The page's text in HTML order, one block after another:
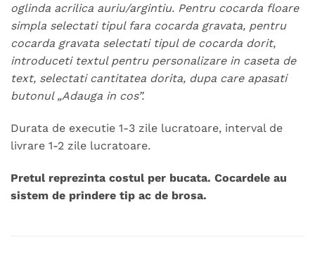
oglinda acrilica auriu/argintiu. Pentru cocarda floare
simpla selectati tipul fara cocarda gravata, pentru
cocarda gravata selectati tipul de cocarda dorit,
introduceti textul pentru personalizare in caseta de
text, selectati cantitatea dorita, dupa care apasati
butonul „Adauga in cos”.
Durata de executie 1-3 zile lucratoare, interval de
livrare 1-2 zile lucratoare.
Pretul reprezinta costul per bucata. Cocardele au
sistem de prindere tip ac de brosa.